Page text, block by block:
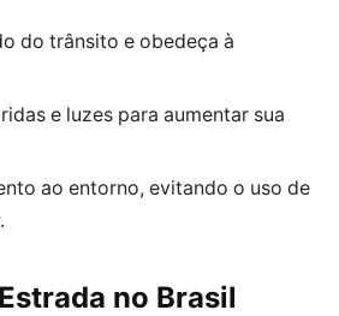
do trânsito e obedeça à
e luzes para aumentar sua
ao entorno, evitando o uso de
no Brasil